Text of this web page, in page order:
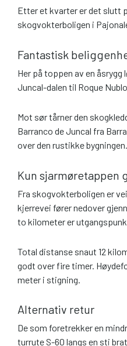
Etter et kvarter er det slutt
skogvokterboligen i
Fantastisk
Her på toppen av en
Juncal-dalen til Roque
Mot sør tårner den
Barranco de Juncal fra
over den rustikke bygningen.
Kun sjarmøretappen
Fra skogvokterboligen er
kjerrevei fører nedover
to kilometer er
Total distanse snaut 12
godt over fire timer.
meter i stigning.
Alternativ retur
De som foretrekker en
turrute S-60 langs en sti